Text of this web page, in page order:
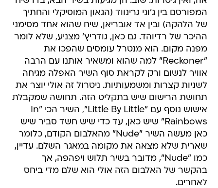
המפורסם בין ג'וני גרינווד (הגאון המוסיקלי והחתיך
של הלהקה) ובין אד אובריאן, שיח שהוא אחד מסימני
ההיכר של רדיוהד. גם כאן, גודריץ' מצניע, שלא לומר
מפנה מקום. הוא מנטרל עומסים שהפכו את
"Reckoner" למה שהוא ומשאיר אותנו עם הרבה
אוויר לנשום ורק לקראת סוף השיר האפלה מגיחה
לשניות קצרות ומשמעותיות. ניטרול זה אולי יוצר את
תחושת הרישום שיש בתקליט הזה. תחושה שמקבלת
אישוש נוסף עם "Little By Little", השיר הכי "In
Rainbows" שיש כאן, עד כדי שיש חשד סביר שיש
כאן מעשה השיר "Nude" מהאלבום הקודם, כלומר
שארית שלא מצאה את מקומה במאגר השלם. עדיין,
כמו "Nude", מדובר בשיר תלוש ויפהפה, אך
בהקשר של האלבום הזה אולי הוא שלם מדי ביחס
לאחרים.